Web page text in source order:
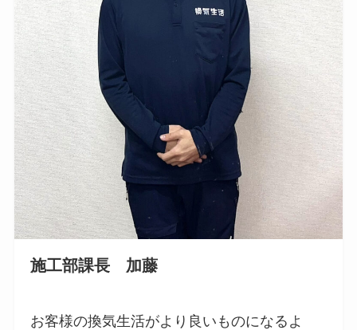
施工部課長 加藤
お客様の換気生活がより良いものになるよ